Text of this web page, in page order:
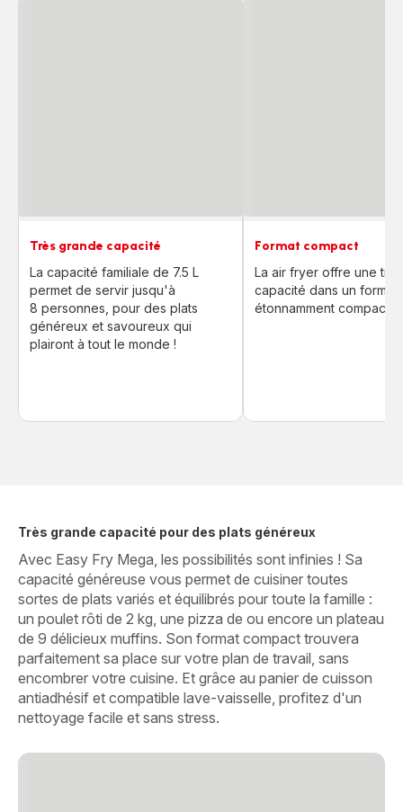
Très grande capacité
La capacité familiale de 7.5 L
permet de servir jusqu'à
8 personnes, pour des plats
généreux et savoureux qui
plairont à tout le monde !
Format compact
La air fryer offre une
capacité dans un format
étonnamment compact.
Très grande capacité pour des plats généreux
Avec Easy Fry Mega, les possibilités sont infinies ! Sa
capacité généreuse vous permet de cuisiner toutes
sortes de plats variés et équilibrés pour toute la famille :
un poulet rôti de 2 kg, une pizza de ou encore un plateau
de 9 délicieux muffins. Son format compact trouvera
parfaitement sa place sur votre plan de travail, sans
encombrer votre cuisine. Et grâce au panier de cuisson
antiadhésif et compatible lave-vaisselle, profitez d'un
nettoyage facile et sans stress.